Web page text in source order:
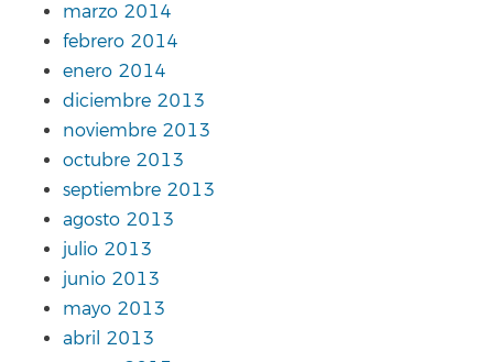
marzo 2014
febrero 2014
enero 2014
diciembre 2013
noviembre 2013
octubre 2013
septiembre 2013
agosto 2013
julio 2013
junio 2013
mayo 2013
abril 2013